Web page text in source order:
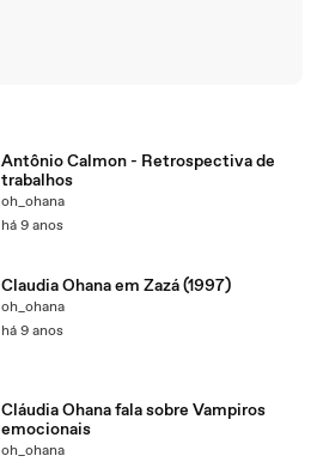
Antônio Calmon - Retrospectiva de
trabalhos
oh_ohana
há 9 anos
Claudia Ohana em Zazá (1997)
oh_ohana
há 9 anos
Cláudia Ohana fala sobre Vampiros
emocionais
oh_ohana